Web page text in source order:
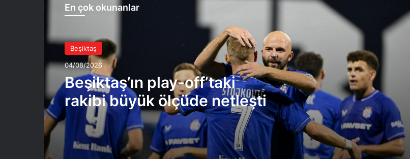
En çok okunanlar
Beşiktaş
04/08/2026
Beşiktaş’ın play-off’taki
rakibi büyük ölçüde netleşti
Panathinaikos’ta Obradovic’in
Kadrosu: Yabancı Denklemi
Yunanistan’ın 2004 Avrupa
Şampiyonluğu: Rehhagel’in Planı
Gate 4 ve Gate 13: Yunan Taraftar
Kültürü
Beşiktaş’ta Devrim Şahin, Bodrum’a
gitti